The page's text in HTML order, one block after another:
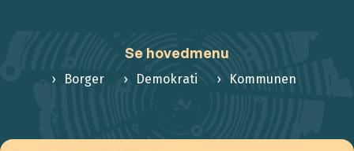
Se hovedmenu
Borger Demokrati Kommunen